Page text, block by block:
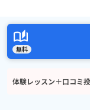
無料
体験レッスン＋口コミ